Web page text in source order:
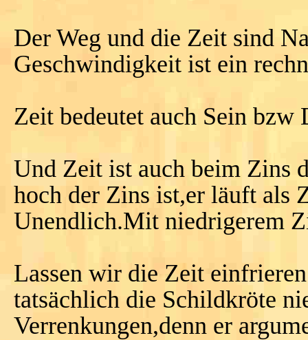
Der Weg und die Zeit sind
Geschwindigkeit ist ein
Zeit bedeutet auch Sein bzw
Und Zeit ist auch beim Zins
hoch der Zins ist,er läuft als
Unendlich.Mit niedrigerem
Lassen wir die Zeit
tatsächlich die Schildkröte
Verrenkungen,denn er